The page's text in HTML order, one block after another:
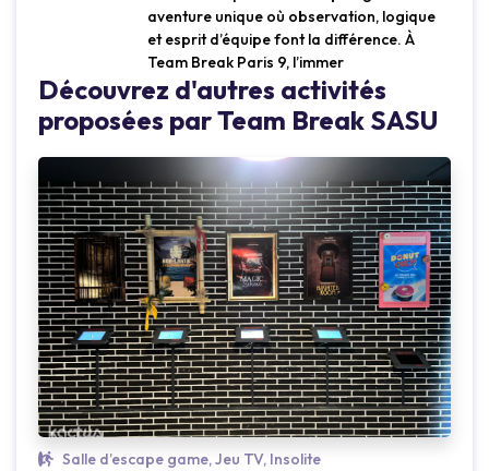
aventure unique où observation, logique
et esprit d’équipe font la différence. À
Team Break Paris 9, l’immer
Découvrez d'autres activités
proposées par Team Break SASU
Salle d’escape game, Jeu TV, Insolite